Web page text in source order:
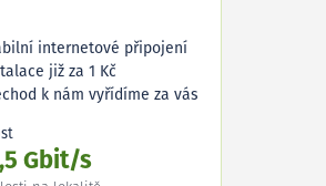
internetové připojení
již za 1 Kč
k nám vyřídíme za vás
Gbit/s